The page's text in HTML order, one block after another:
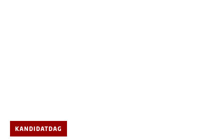
KANDIDATDAG